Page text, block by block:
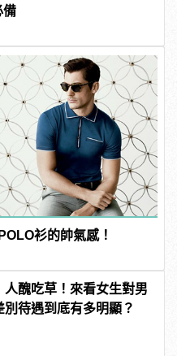
備
衫的帥氣感！
人醜吃草！來看女生對男
別待遇到底有多明顯？